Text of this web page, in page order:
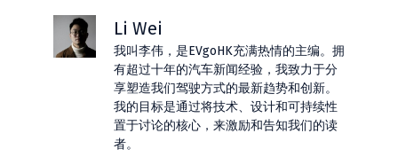
Li Wei
我叫李伟，是EVgoHK充满热情的主编。拥
有超过十年的汽车新闻经验，我致力于分
享塑造我们驾驶方式的最新趋势和创新。
我的目标是通过将技术、设计和可持续性
置于讨论的核心，来激励和告知我们的读
者。